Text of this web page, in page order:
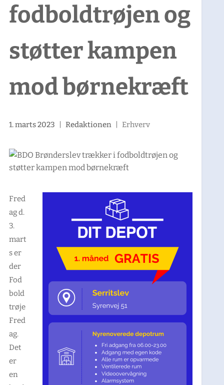
fodboldtrøjen og
støtter kampen
mod børnekræft
1. marts 2023 |Redaktionen |Erhverv
Fred
ag d.
3.
mart
s er
der
Fod
bold
trøje
Fred
ag.
Det
er
en